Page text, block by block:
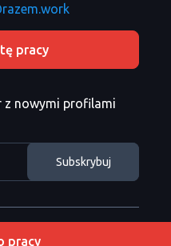
pracy
pracy
z nowymi profilami